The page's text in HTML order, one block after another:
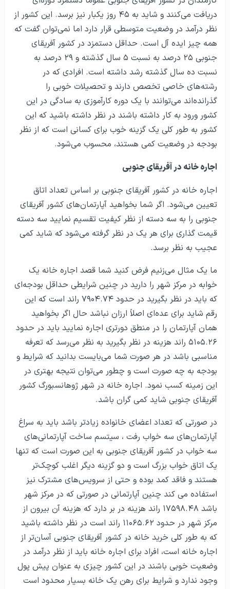
دریافت می‌کنند و شاید به ۴۵ روز یکبار نیز برسد. این کشور از
نظر درآمد در وضعیت متوسطی قرار دارد اما نمی‌توان گفت که
همه چیز ایده آل است. حداقل دستمزد در کشور آفریقای
جنوبی ۲۵ درصد به نسبت ۵ سال گذشته و ۲۹ درصد به
نسبت ده سال گذشته رشد داشته است. افرادی که در
رشته‌های خاصی تخصص دارند و تحصیلات خوبی را
گذرانده‌اند می‌توانند با یک دوره کارآموزی به سادگی در این
کشور ورود به کار داشته باشند در نظر داشته باشید که این
کشور به طور کلی یک گزینه خوب برای کسانی است که از نظر
بودجه در وضعیت کمی هستند، محسوب می‌شود.
اجاره خانه در آفریقای جنوبی
اجاره خانه در کشور آفریقای جنوبی بر اساس تعداد اتاق
تعیین می‌شود. اگر شما بخواهید آپارتمان‌های کشور آفریقای
جنوبی را به سه دسته از نظر کیفیت تقسیم نمایید سه دسته
قیمت گذاری برای هر یک در نظر گرفته می‌شود که شاید کمی
عجیب به نظر برسد.
ما یک مثال می‌زنیم فرض کنید شما قصد اجاره خانه یک
خوابه در مرکز شهر را دارید در چنین شرایطی حداقل بودجه‌ای
که باید در نظر بگیرید در حدود ۷۹۰۴.۷۴ راند است که این
رقم شاید برای عده‌ای اصلاً ارزان نباشد حال اگر بخواهید
همان آپارتمان را در منطق دورتری اجاره نمایید باید در حدود
۵۱۰۵.۲۶ راند هزینه در نظر بگیرید به نظر می‌رسد که تعرفه
مناسبی باشد در هر صورت شما می‌بایست بدانید که شرایط و
بودجه به چه صورت است و چطور می‌توان نتیجه بهتری در
این زمینه کسب نمود. اجاره خانه در شهر ژوهانسبورگ کشور
آفریقای جنوبی شاید کمی گران باشد.
در صورتی که تعداد اعضای خانواده زیادتر باشد باید به سراغ
آپارتمان‌های سه خواب رفت ، سیتسم ساخت آپارتمانی‌های
سه خواب در کشور آفریقای جنوبی به این صورت است که تنها
یک اتاق خواب بزرگ است و دو گزینه دیگر اغلب کوچک‌تر
هستند و فاقد کمد بوده و حتی از سرویس‌های مشترک نیز
استفاده می کند چنین آپارتمانی در صورتی که در مرکز شهر
باشد ۱۷۵۹۸.۴۸ راند هزینه در بر دارد که هزینه آن بیرون از
مرکز شهر در حدود ۱۱۰۶۵.۶۲ راند است در نظر داشته باشید
که به طور کلی خرید خانه در کشور آفریقای جنوبی آسان‌تر از
اجاره خانه است، افراد برای اجاره خانه باید از نظر درآمد در
وضعیت خوبی باشند در این کشور چیزی به عنوان پیش پول
وجود ندارد و شرایط برای رهن یک خانه بسیار محدود است